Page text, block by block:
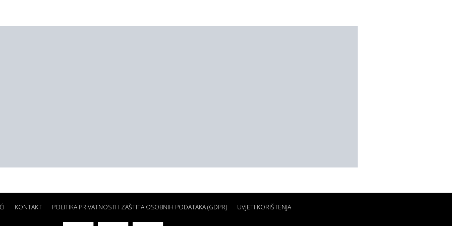
KONTAKT POLITIKA PRIVATNOSTI I ZAŠTITA OSOBNIH PODATAKA (GDPR) UVJETI KORIŠTENJA